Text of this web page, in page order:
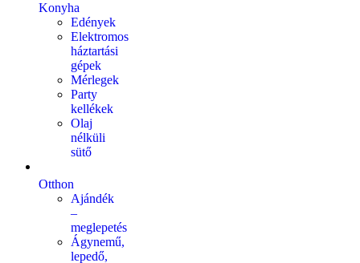
Konyha
Edények
Elektromos
háztartási
gépek
Mérlegek
Party
kellékek
Olaj
nélküli
sütő
Otthon
Ajándék
–
meglepetés
Ágynemű,
lepedő,